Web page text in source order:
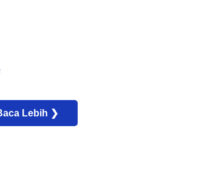
Yandex
Engine
Rusia
Lebih ❯